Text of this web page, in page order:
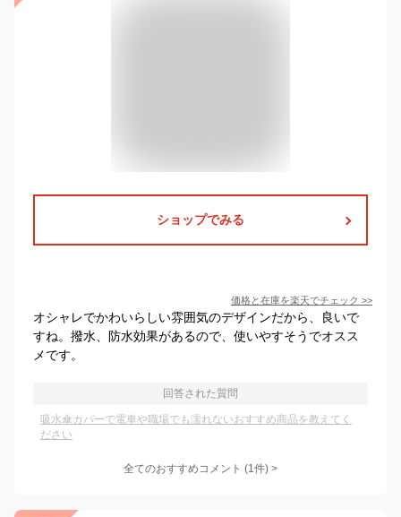
ショップでみる
価格と在庫を楽天でチェック >>
オシャレでかわいらしい雰囲気のデザインだから、良いで
すね。撥水、防水効果があるので、使いやすそうでオスス
メです。
回答された質問
吸水傘カバーで電車や職場でも濡れないおすすめ商品を教えてく
ださい
全てのおすすめコメント (1件) >